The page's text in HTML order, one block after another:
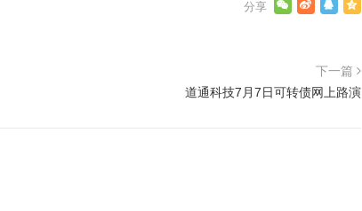
下一篇
道通科技7月7日可转债网上路演